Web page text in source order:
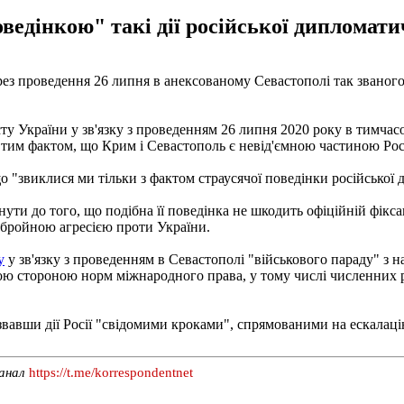
такі дії російської
проведення 26 липня в анексованому Севастополі так
у зв'язку з проведенням 26 липня 2020 року в
тим фактом, що Крим і Севастополь є невід'ємною частиною
ми тільки з фактом страусячої поведінки
до того, що подібна її поведінка не шкодить офіційній
агресією проти України.
у зв'язку з проведенням в Севастополі "військового параду"
стороною норм міжнародного права, у тому числі
дії Росії "свідомими кроками", спрямованими на
https://t.me/korrespondentnet